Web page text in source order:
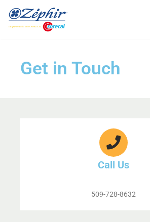
Aller
Get in Touch
Call Us
509-728-8632